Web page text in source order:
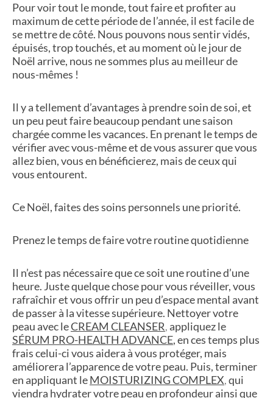
Pour voir tout le monde, tout faire et profiter au
maximum de cette période de l’année, il est facile de
se mettre de côté. Nous pouvons nous sentir vidés,
épuisés, trop touchés, et au moment où le jour de
Noël arrive, nous ne sommes plus au meilleur de
nous-mêmes !
Il y a tellement d’avantages à prendre soin de soi, et
un peu peut faire beaucoup pendant une saison
chargée comme les vacances. En prenant le temps de
vérifier avec vous-même et de vous assurer que vous
allez bien, vous en bénéficierez, mais de ceux qui
vous entourent.
Ce Noël, faites des soins personnels une priorité.
Prenez le temps de faire votre routine quotidienne
Il n’est pas nécessaire que ce soit une routine d’une
heure. Juste quelque chose pour vous réveiller, vous
rafraîchir et vous offrir un peu d’espace mental avant
de passer à la vitesse supérieure. Nettoyer votre
peau avec leCREAM CLEANSER, appliquez le
SÉRUM PRO-HEALTH ADVANCE, en ces temps plus
frais celui-ci vous aidera à vous protéger, mais
améliorera l’apparence de votre peau. Puis, terminer
en appliquant leMOISTURIZING COMPLEX,qui
viendra hydrater votre peau en profondeur ainsi que